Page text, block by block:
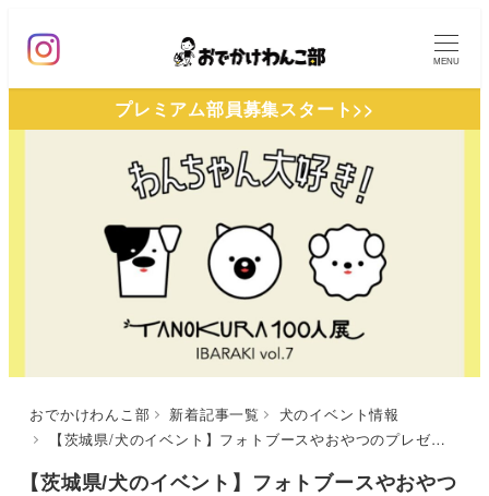
ン
MENU
プレミアム部員募集スタート>>
おでかけわんこ部 新着記事一覧
犬のイベント情報
【茨城県/犬のイベント】フォトブースやおやつのプレゼントも「TANOKURA100人展 IBARAKI vol.7」（笠間芸術の森公園 イベント広場）5/18
【茨城県/犬のイベント】フォトブースやおやつ